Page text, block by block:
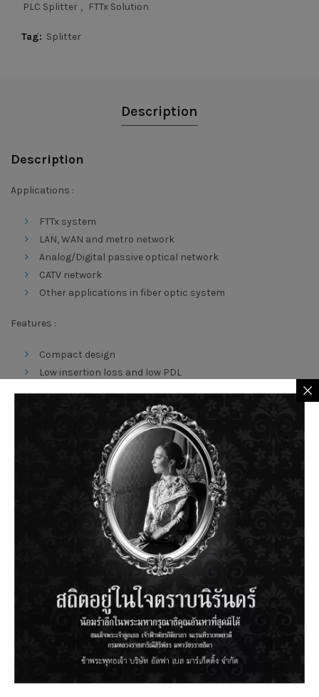
PLC Splitter , FTTx Solution
Tag: Splitter
Description
Description
Applications :
FTTx system
LAN, WAN and metro network
Analog/Digital passive optical network
CATV network
Other applications in fiber optic system
Features :
Compact design
Low insertion loss and low PDL
Wide wavelength range
Wide operating temperature range
Customized packaging and configuration
Telcordia GR-1209-CORE
Telcordia GR-1221-CORE
CONFIGURATION
1X2 1X4
Operating Wave-length
PDL (dB) < 0.2